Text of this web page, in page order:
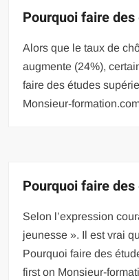
Pourquoi faire
Alors que le taux de
augmente (24%),
faire des études
Monsieur-
Pourquoi faire des
Selon l’expression
jeunesse ». Il est vrai
Pourquoi faire des
first on Monsieur-